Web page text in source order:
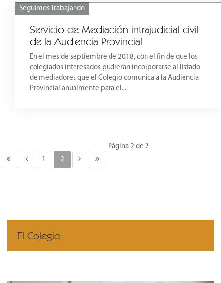
Seguimos Trabajando
Servicio de Mediación intrajudicial civil
de la Audiencia Provincial
En el mes de septiembre de 2018, con el fin de que los
colegiados interesados pudieran incorporarse al listado
de mediadores que el Colegio comunica a la Audiencia
Provincial anualmente para el...
Página 2 de 2
1
2
El Colegio